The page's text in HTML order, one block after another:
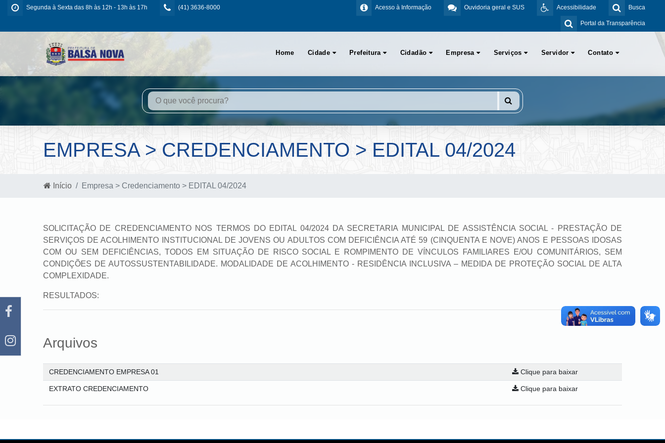
Segunda à Sexta das 8h às 12h - 13h às 17h (41) 3636-8000 Busca
Acessibilidade
Ouvidoria geral e SUS
Acesso à Informação
Portal da Transparência
Home Cidade Prefeitura Cidadão Empresa Serviços Servidor Contato
EMPRESA > CREDENCIAMENTO > EDITAL 04/2024
Início Empresa > Credenciamento > EDITAL 04/2024
SOLICITAÇÃO DE CREDENCIAMENTO NOS TERMOS DO EDITAL 04/2024 DA SECRETARIA MUNICIPAL DE ASSISTÊNCIA SOCIAL - PRESTAÇÃO DE
SERVIÇOS DE ACOLHIMENTO INSTITUCIONAL DE JOVENS OU ADULTOS COM DEFICIÊNCIA ATÉ 59 (CINQUENTA E NOVE) ANOS E PESSOAS IDOSAS
COM OU SEM DEFICIÊNCIAS, TODOS EM SITUAÇÃO DE RISCO SOCIAL E ROMPIMENTO DE VÍNCULOS FAMILIARES E/OU COMUNITÁRIOS, SEM
CONDIÇÕES DE AUTOSSUSTENTABILIDADE. MODALIDADE DE ACOLHIMENTO - RESIDÊNCIA INCLUSIVA – MEDIDA DE PROTEÇÃO SOCIAL DE ALTA
COMPLEXIDADE.
RESULTADOS:
Arquivos
CREDENCIAMENTO EMPRESA 01 Clique para baixar
EXTRATO CREDENCIAMENTO Clique para baixar